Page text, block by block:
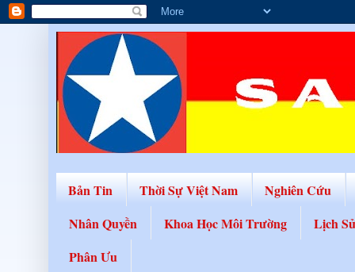
Bản Tin Thời Sự Việt Nam
Nghiên Cứu
Nhân Quyền
Khoa Học Môi Trường
Lịch
Phân Ưu